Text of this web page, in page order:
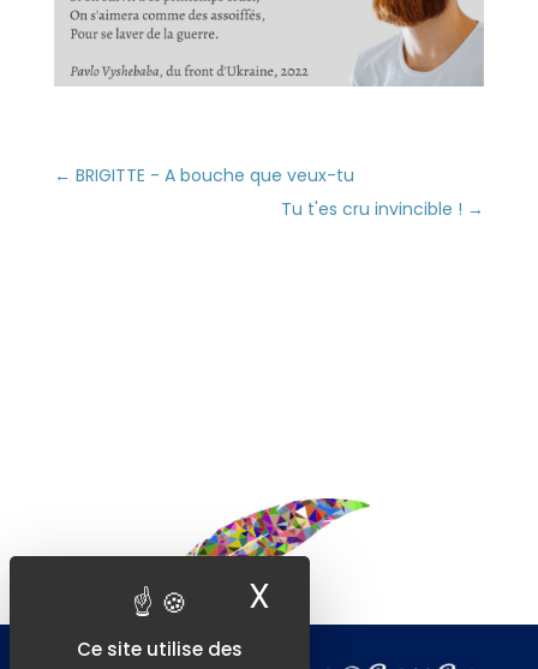
← BRIGITTE - A bouche que veux-tu
Tu t'es cru invincible ! →
Ce site utilise des
X